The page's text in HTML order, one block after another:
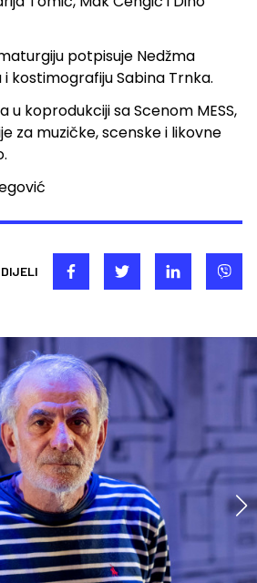
potpisuje Nedžma
kostimografiju Sabina Trnka.
u koprodukciji sa Scenom MESS,
za muzičke, scenske i likovne